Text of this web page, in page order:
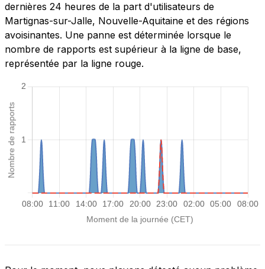
dernières 24 heures de la part d'utilisateurs de
Martignas-sur-Jalle, Nouvelle-Aquitaine et des régions
avoisinantes. Une panne est déterminée lorsque le
nombre de rapports est supérieur à la ligne de base,
représentée par la ligne rouge.